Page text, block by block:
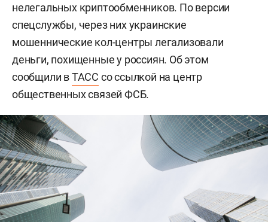
нелегальных криптообменников. По версии
спецслужбы, через них украинские
мошеннические кол-центры легализовали
деньги, похищенные у россиян. Об этом
сообщили вТАСС со ссылкой на центр
общественных связей ФСБ.